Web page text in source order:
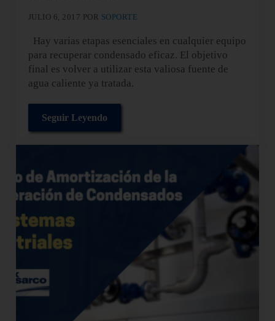
JULIO 6, 2017 POR SOPORTE
Hay varias etapas esenciales en cualquier equipo
para recuperar condensado eficaz. El objetivo
final es volver a utilizar esta valiosa fuente de
agua caliente ya tratada.
Seguir LeyendoEquipos para recuperar condensado en